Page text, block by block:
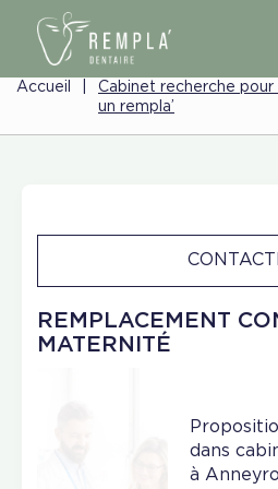
Accueil
Cabinet recherche
un rempla’
REMPLACEMENT
MATERNITÉ
dans
à